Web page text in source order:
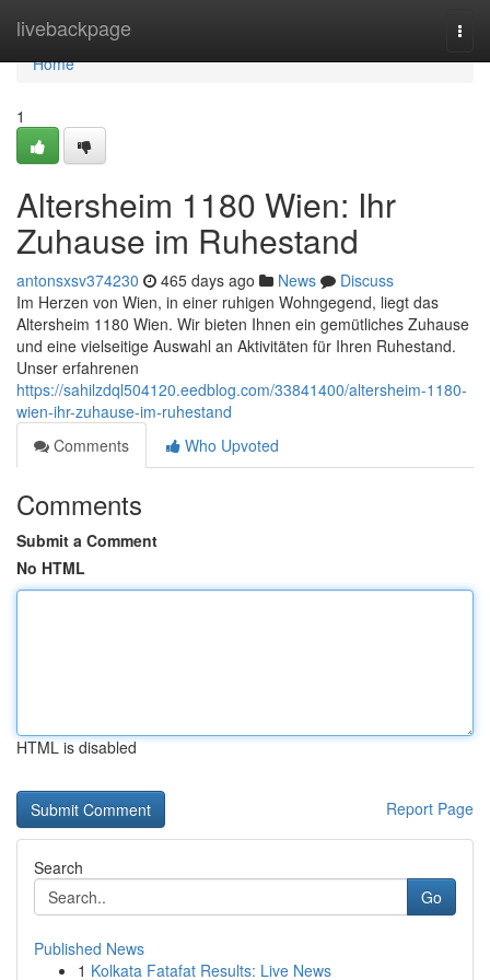
livebackpage
Home
Home
1
Altersheim 1180 Wien: Ihr
Zuhause im Ruhestand
antonsxsv374230 465 days ago News
Discuss
Im Herzen von Wien, in einer ruhigen Wohngegend, liegt das
Altersheim 1180 Wien. Wir bieten Ihnen ein gemütliches Zuhause
und eine vielseitige Auswahl an Aktivitäten für Ihren Ruhestand.
Unser erfahrenen
https://sahilzdql504120.eedblog.com/33841400/altersheim-1180-
wien-ihr-zuhause-im-ruhestand
Comments
Who Upvoted
Comments
Submit a Comment
No HTML
HTML is disabled
Report Page
Search
Go
Published News
1 Kolkata Fatafat Results: Live News